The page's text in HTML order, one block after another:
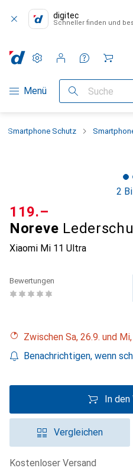
digitec
Schneller finden und
Navigation nach Kategorien
Menü Suche
Einstellungen
Kundenkonto
Vergleichslisten
Merklisten
Warenkorb
Smartphone Schutz
2
Noreve
Xiaomi Mi 11 Ultra
CHF
119.–
Bewertungen
Zwischen Sa, 26.9. und
Benachrichtigen, wenn
In den
Vergleichen
kostenloser Versand